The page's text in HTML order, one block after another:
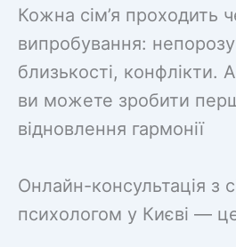
Кожна сім’я проходить
випробування:
близькості, конфлікти.
ви можете зробити
відновлення гармонії
Онлайн-консультація з
психологом у Києві —